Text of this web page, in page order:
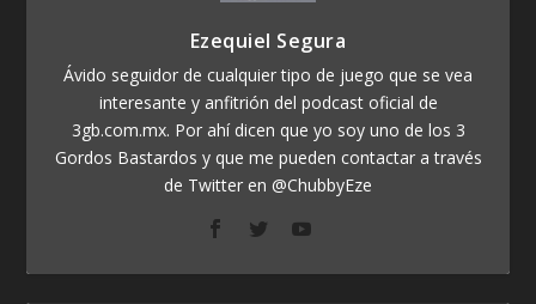
Ezequiel Segura
Ávido seguidor de cualquier tipo de juego que se vea
interesante y anfitrión del podcast oficial de
3gb.com.mx. Por ahí dicen que yo soy uno de los 3
Gordos Bastardos y que me pueden contactar a través
de Twitter en @ChubbyEze